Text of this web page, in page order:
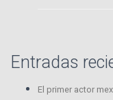
Entradas
El primer actor